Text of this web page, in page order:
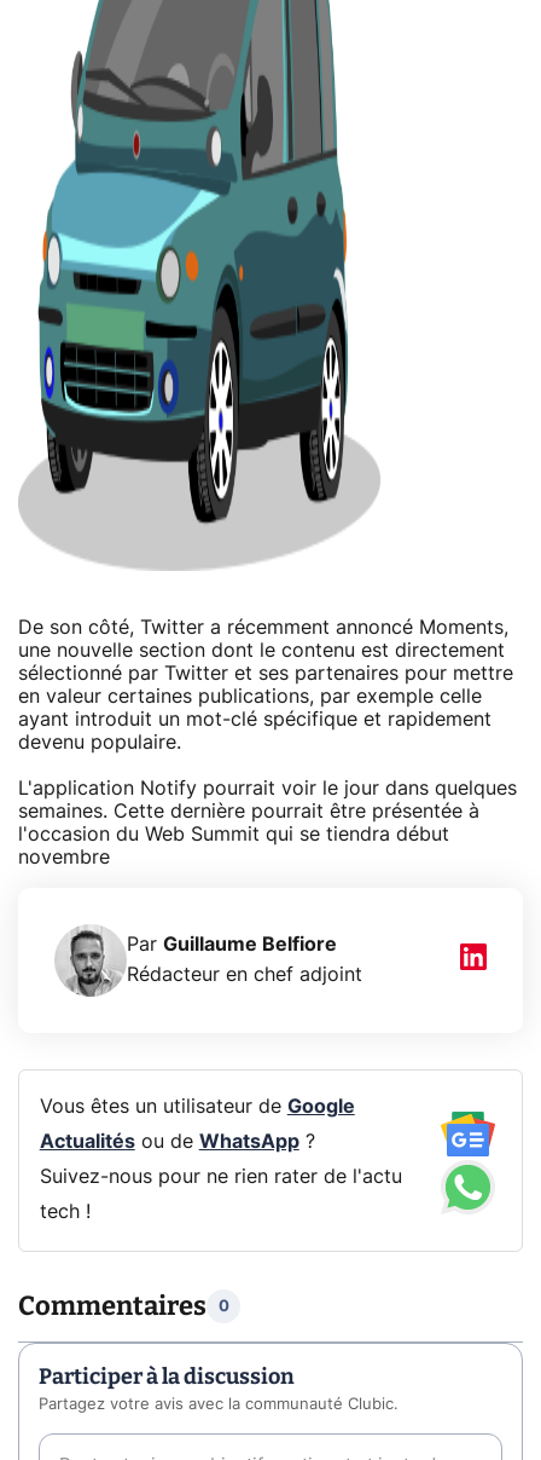
De son côté, Twitter a récemment annoncé Moments,
une nouvelle section dont le contenu est directement
sélectionné par Twitter et ses partenaires pour mettre
en valeur certaines publications, par exemple celle
ayant introduit un mot-clé spécifique et rapidement
devenu populaire.
L'application Notify pourrait voir le jour dans quelques
semaines. Cette dernière pourrait être présentée à
l'occasion du Web Summit qui se tiendra début
novembre
Par Guillaume Belfiore
Rédacteur en chef adjoint
Vous êtes un utilisateur de Google
Actualitésou de WhatsApp?
Suivez-nous pour ne rien rater de l'actu
tech !
Commentaires 0
Participer à la discussion
Partagez votre avis avec la communauté Clubic.